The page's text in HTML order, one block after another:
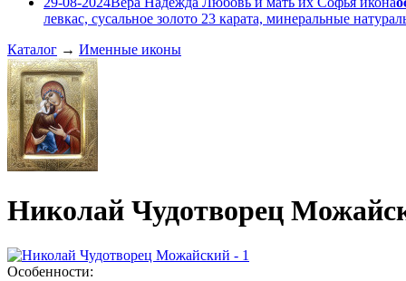
левкас, сусальное золото 23 карата, минеральные
Каталог → Именные иконы
Николай Чудотворец
Особенности: